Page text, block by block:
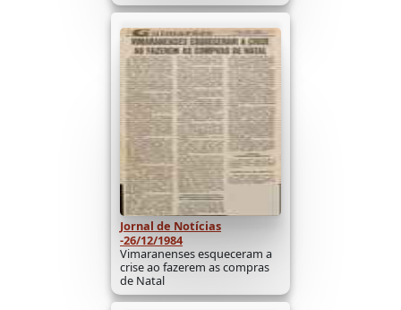
Jornal de Notícias
-26/12/1984
Vimaranenses esqueceram a
crise ao fazerem as compras
de Natal